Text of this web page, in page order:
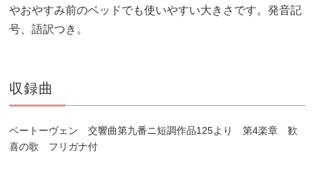
やおやすみ前のベッドでも使いやすい大きさです。発音記
号、語訳つき。
収録曲
ベートーヴェン 交響曲第九番ニ短調作品125より 第4楽章 歓
喜の歌 フリガナ付